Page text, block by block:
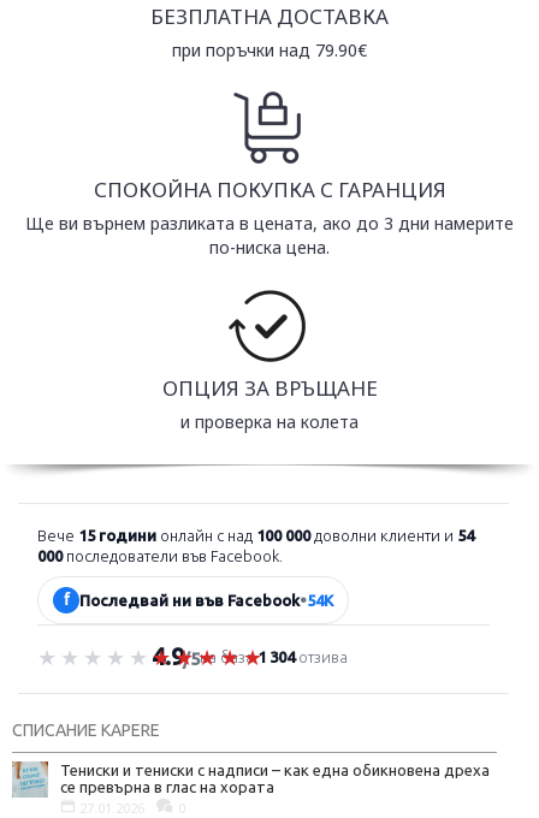
БЕЗПЛАТНА ДОСТАВКА
при поръчки над 79.90€
СПОКОЙНА ПОКУПКА С ГАРАНЦИЯ
Ще ви върнем разликата в цената, ако до 3 дни намерите
по-ниска цена.
ОПЦИЯ ЗА ВРЪЩАНЕ
и проверка на колета
Вече 15 години онлайн с над 100 000доволни клиенти и 54
000последователи във Facebook.
f Последвай ни във Facebook•54K
Оценка 4.9 от 5
4.9/5на база1 304отзива
СПИСАНИЕ KAPERE
Тениски и тениски с надписи – как една обикновена дреха
се превърна в глас на хората
27.01.2026 0